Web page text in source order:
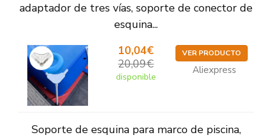
adaptador de tres vías, soporte de conector de
esquina...
10,04€
20,09€
disponible
VER PRODUCTO
Aliexpress
Soporte de esquina para marco de piscina,